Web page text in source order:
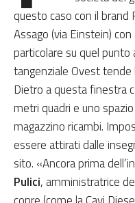
questo caso con il brand
Assago (via Einstein)
particolare su quel
tangenziale Ovest tende
Dietro a questa finestra
metri quadri e uno
magazzino ricambi.
essere attirati dalle
sito. «Ancora prima
Pulici, amministratrice